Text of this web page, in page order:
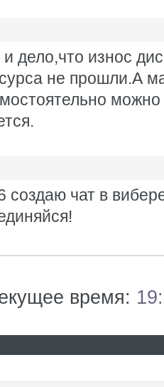
дело,что износ
не прошли.А
можно
создаю чат в
время: